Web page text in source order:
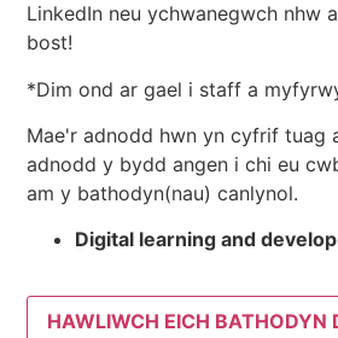
LinkedIn neu ychwanegwch nhw
bost!
*Dim ond ar gael i staff a
Mae'r adnodd hwn yn cyfrif tuag
adnodd y bydd angen i chi eu
am y bathodyn(nau) canlynol.
Digital learning and
HAWLIWCH EICH BATHODYN